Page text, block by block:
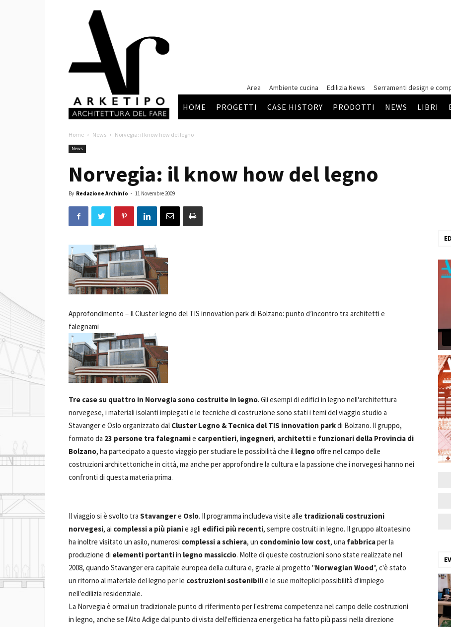
Arketipo
Area
Ambiente cucina Edilizia News Serramenti design e
HOME PROGETTI CASE HISTORY PRODOTTI NEWS LIBRI
Home News Norvegia: il know how del legno
News
Norvegia: il know how del legno
By Redazione Archinfo - 11 Novembre 2009
Approfondimento – Il Cluster legno del TIS innovation park di Bolzano: punto d’incontro tra architetti e
falegnami
Tre case su quattro in Norvegia sono costruite in legno. Gli esempi di edifici in legno nell'architettura
norvegese, i materiali isolanti impiegati e le tecniche di costruzione sono stati i temi del viaggio studio a
Stavanger e Oslo organizzato dal Cluster Legno & Tecnica del TIS innovation parkdi Bolzano. Il gruppo,
formato da 23 persone tra falegnamie carpentieri, ingegneri, architettie funzionari della Provincia di
Bolzano, ha partecipato a questo viaggio per studiare le possibilità che il legnooffre nel campo delle
costruzioni architettoniche in città, ma anche per approfondire la cultura e la passione che i norvegesi hanno nei
confronti di questa materia prima.
Il viaggio si è svolto tra Stavangere Oslo. Il programma includeva visite alle tradizionali costruzioni
norvegesi, ai complessi a più pianie agli edifici più recenti, sempre costruiti in legno. Il gruppo altoatesino
ha inoltre visitato un asilo, numerosi complessi a schiera, un condominio low cost, una fabbricaper la
produzione di elementi portantiin legno massiccio. Molte di queste costruzioni sono state realizzate nel
2008, quando Stavanger era capitale europea della cultura e, grazie al progetto "Norwegian Wood", c'è stato
un ritorno al materiale del legno per le costruzioni sostenibilie le sue molteplici possibilità d'impiego
nell'edilizia residenziale.
La Norvegia è ormai un tradizionale punto di riferimento per l'estrema competenza nel campo delle costruzioni
in legno, anche se l'Alto Adige dal punto di vista dell'efficienza energetica ha fatto più passi nella direzione